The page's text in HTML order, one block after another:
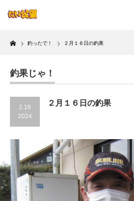
Home
釣ったで！ ２月１６日の釣果
釣果じゃ！
2.16
2024
２月１６日の釣果